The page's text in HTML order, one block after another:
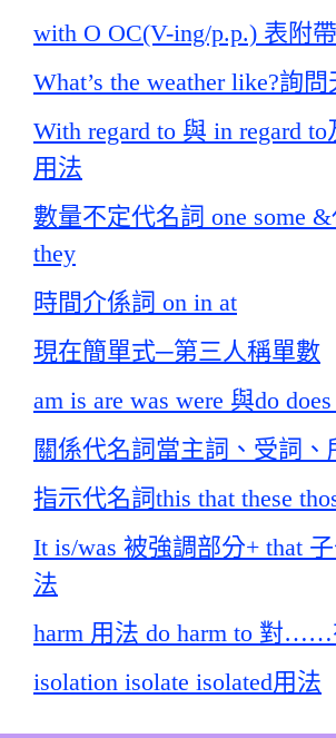
with O OC(V-ing/p.p.) 表附
What’s the weather like?詢
With regard to 與 in regard to
用法
數量不定代名詞 one some
they
時間介係詞 on in at
現在簡單式─第三人稱單數
am is are was were 與do
關係代名詞當主詞、受詞、
指示代名詞this that these
It is/was 被強調部分+ that
法
harm 用法 do harm to 對
isolation isolate isolated用法